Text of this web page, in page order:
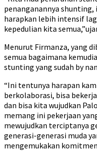
penanganannya
harapkan lebih intensif
kepedulian kita
Menurut Firmanza, yang
semua bagaimana
stunting yang sudah by
“Ini tentunya harapan
berkolaborasi, bisa
dan bisa kita wujudkan
memang ini pekerjaan
mewujudkan terciptanya
generasi-generasi muda
mengemukakan